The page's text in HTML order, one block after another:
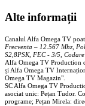
Alte informații
Canalul Alfa Omega TV
Frecventa – 12.567 Mhz,
S2,8PSK, FEC - 3/5,
Alfa Omega TV Production
și Alfa Omega TV
Omega TV Magazin".
SC Alfa Omega TV
asociat unic: Pețan Tudor.
programe; Pețan Mirela: